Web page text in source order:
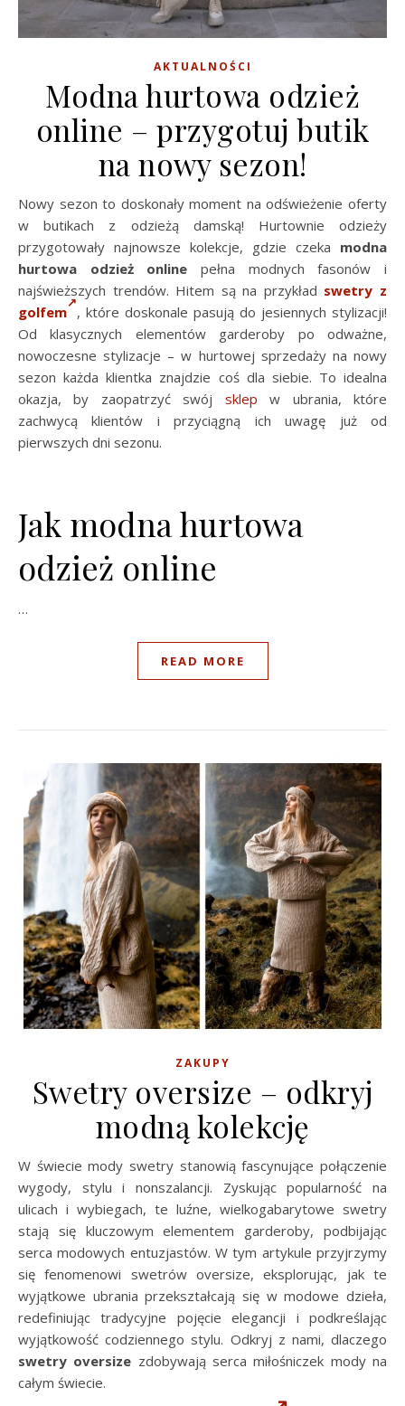
AKTUALNOŚCI
Modna hurtowa odzież
online – przygotuj butik
na nowy sezon!
Nowy sezon to doskonały moment na odświeżenie oferty
w butikach z odzieżą damską! Hurtownie odzieży
przygotowały najnowsze kolekcje, gdzie czeka modna
hurtowa odzież online pełna modnych fasonów i
najświeższych trendów. Hitem są na przykład swetry z
golfem , które doskonale pasują do jesiennych stylizacji!
Od klasycznych elementów garderoby po odważne,
nowoczesne stylizacje – w hurtowej sprzedaży na nowy
sezon każda klientka znajdzie coś dla siebie. To idealna
okazja, by zaopatrzyć swój sklep w ubrania, które
zachwycą klientów i przyciągną ich uwagę już od
pierwszych dni sezonu.
Jak modna hurtowa
odzież online
…
READ MORE
ZAKUPY
Swetry oversize – odkryj
modną kolekcję
W świecie mody swetry stanowią fascynujące połączenie
wygody, stylu i nonszalancji. Zyskując popularność na
ulicach i wybiegach, te luźne, wielkogabarytowe swetry
stają się kluczowym elementem garderoby, podbijając
serca modowych entuzjastów. W tym artykule przyjrzymy
się fenomenowi swetrów oversize, eksplorując, jak te
wyjątkowe ubrania przekształcają się w modowe dzieła,
redefiniując tradycyjne pojęcie elegancji i podkreślając
wyjątkowość codziennego stylu. Odkryj z nami, dlaczego
swetry oversize zdobywają serca miłośniczek mody na
całym świecie.